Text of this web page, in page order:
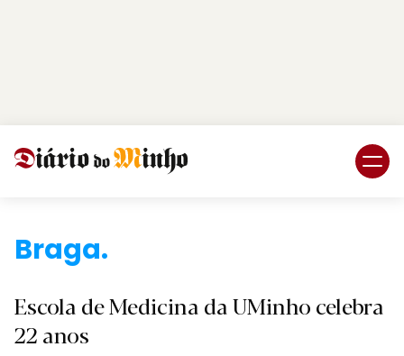
Braga.
Escola de Medicina da UMinho celebra
22 anos